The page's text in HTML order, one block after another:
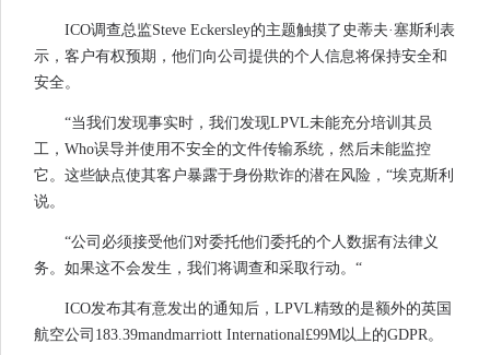
ICO调查总监Steve Eckersley的主题触摸了史蒂夫·塞斯利表
示，客户有权预期，他们向公司提供的个人信息将保持安全和
安全。
“当我们发现事实时，我们发现LPVL未能充分培训其员
工，Who误导并使用不安全的文件传输系统，然后未能监控
它。这些缺点使其客户暴露于身份欺诈的潜在风险，“埃克斯利
说。
“公司必须接受他们对委托他们委托的个人数据有法律义
务。如果这不会发生，我们将调查和采取行动。“
ICO发布其有意发出的通知后，LPVL精致的是额外的英国
航空公司183.39mandmarriott International£99M以上的GDPR。